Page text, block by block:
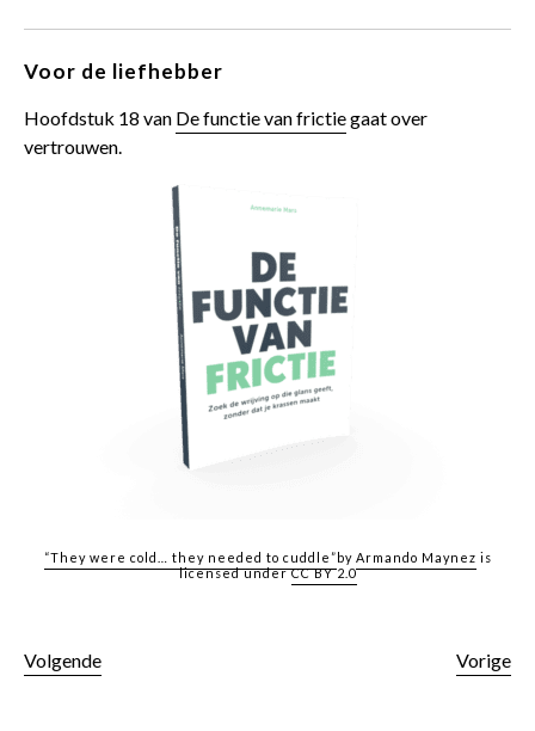
Voor de liefhebber
Hoofdstuk 18 van De functie van frictiegaat over
vertrouwen.
“They were cold… they needed to cuddle”by Armando Maynez is
licensed underCC BY 2.0
Volgende Vorige